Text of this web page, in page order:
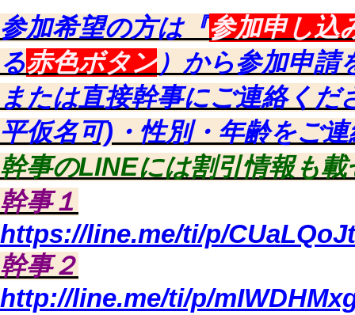
参加希望の方は『参加申し込
る赤色ボタン）から参加申請
または直接幹事にご連絡く
平仮名可)・性別・年齢をご
幹事のLINEには割引情報も
幹事１
https://line.me/ti/p/
幹事２
http://line.me/ti/p/